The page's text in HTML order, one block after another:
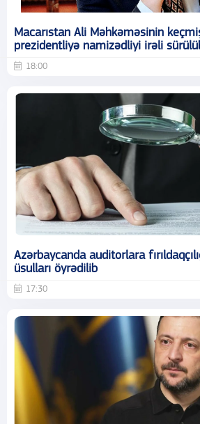
Macarıstan Ali Məhkəməsinin
prezidentliyə namizədliyi irəli
18:00
Azərbaycanda auditorlara
üsulları öyrədilib
17:30